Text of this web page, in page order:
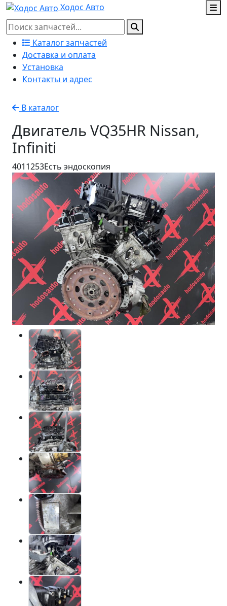
Ходос Авто
Каталог запчастей
Доставка и оплата
Установка
Контакты и адрес
В каталог
Двигатель VQ35HR Nissan,
Infiniti
4011253Есть эндоскопия